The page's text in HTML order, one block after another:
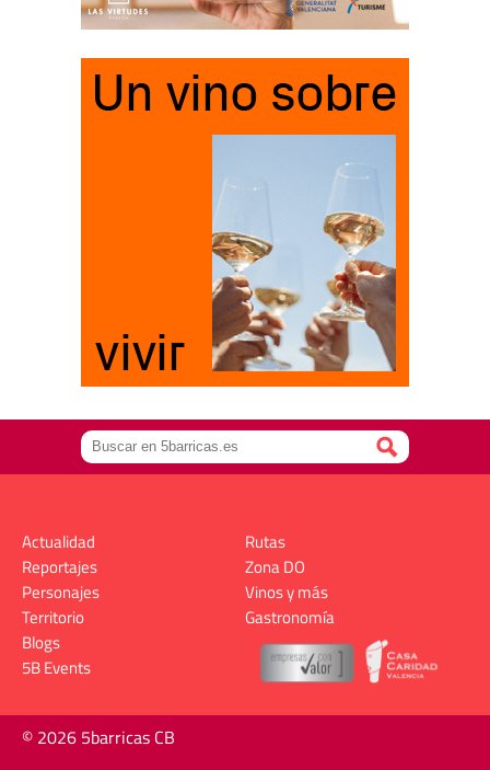
Actualidad
Reportajes
Personajes
Territorio
Rutas
Zona DO
Vinos y más
Gastronomía
Blogs
5B Events
© 2026 5barricas CB